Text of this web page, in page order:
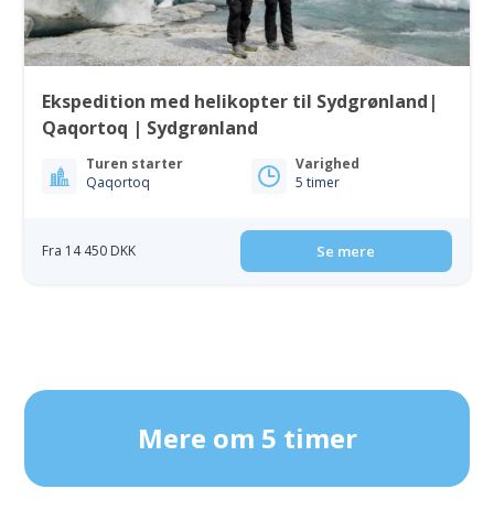
Ekspedition med helikopter til Sydgrønland|
Qaqortoq | Sydgrønland
Turen starter
Qaqortoq
Varighed
5 timer
Fra 14 450 DKK Se mere
Mere om 5 timer